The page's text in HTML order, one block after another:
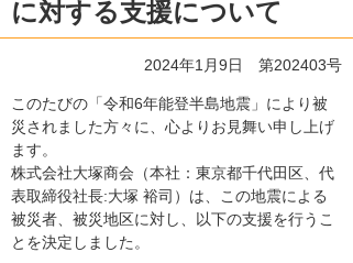
に対する支援について
2024年1月9日 第202403号
このたびの「令和6年能登半島地震」により被
災されました方々に、心よりお見舞い申し上げ
ます。
株式会社大塚商会（本社：東京都千代田区、代
表取締役社長:大塚 裕司）は、この地震による
被災者、被災地区に対し、以下の支援を行うこ
とを決定しました。